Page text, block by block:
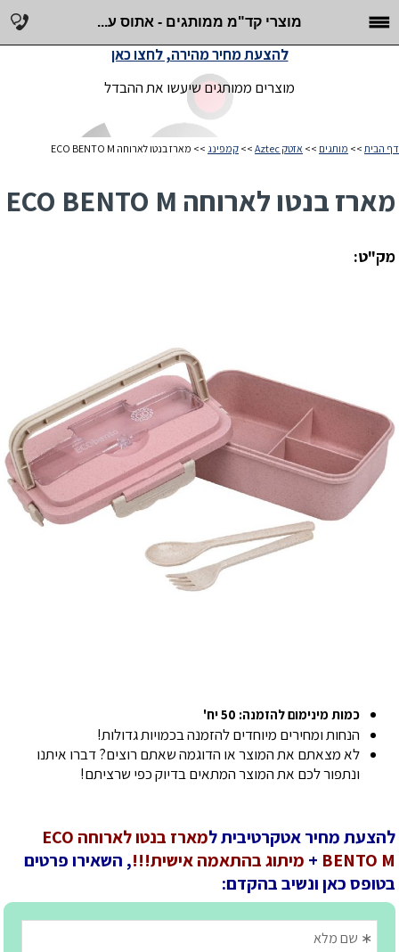
מוצרי קד"מ ממותגים - אתוס ע...
מוצרים ממותגים שיעשו את ההבדל
להצעת מחיר מהירה, לחצו כאן
דף הבית >> מותגים >> אזטק Aztec >> קמפינג >> מארז בנטו לארוחה ECO BENTO M
מארז בנטו לארוחה ECO BENTO M
מק"ט:
כמות מינימום להזמנה: 50 יח'
הנחות ומחירים מיוחדים להזמנה בכמויות גדולות!
לא מצאתם את המוצר או הדוגמה שאתם רוצים? דברו איתנו
ונתפור לכם את המוצר המתאים בדיוק כפי שרציתם!
להצעת מחיר אטקרטיבית ל
מארז בנטו לארוחה ECO
BENTO M
+ מיתוג בהתאמה אישית!!!, השאירו פרטים
בטופס כאן ונשיב בהקדם: